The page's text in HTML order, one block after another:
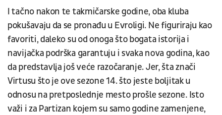
I tačno nakon te takmičarske godine, oba kluba
pokušavaju da se pronađu u Evroligi. Ne figuriraju kao
favoriti, daleko su od onoga što bogata istorija i
navijačka podrška garantuju i svaka nova godina, kao
da predstavlja još veće razočaranje. Jer, šta znači
Virtusu što je ove sezone 14. što jeste boljitak u
odnosu na pretposlednje mesto prošle sezone. Isto
važi i za Partizan kojem su samo godine zamenjene,